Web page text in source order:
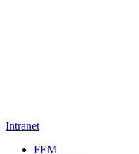
Intranet
FEM